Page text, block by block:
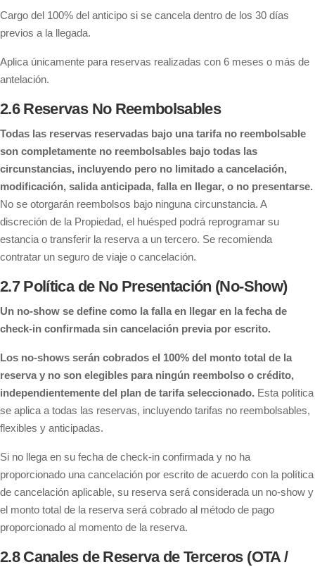
Cargo del 100% del anticipo si se cancela dentro de los 30 días
previos a la llegada.
Aplica únicamente para reservas realizadas con 6 meses o más de
antelación.
2.6 Reservas No Reembolsables
Todas las reservas reservadas bajo una tarifa no reembolsable
son completamente no reembolsables bajo todas las
circunstancias, incluyendo pero no limitado a cancelación,
modificación, salida anticipada, falla en llegar, o no presentarse.
No se otorgarán reembolsos bajo ninguna circunstancia. A
discreción de la Propiedad, el huésped podrá reprogramar su
estancia o transferir la reserva a un tercero. Se recomienda
contratar un seguro de viaje o cancelación.
2.7 Política de No Presentación (No-Show)
Un no-show se define como la falla en llegar en la fecha de
check-in confirmada sin cancelación previa por escrito.
Los no-shows serán cobrados el 100% del monto total de la
reserva y no son elegibles para ningún reembolso o crédito,
independientemente del plan de tarifa seleccionado. Esta política
se aplica a todas las reservas, incluyendo tarifas no reembolsables,
flexibles y anticipadas.
Si no llega en su fecha de check-in confirmada y no ha
proporcionado una cancelación por escrito de acuerdo con la política
de cancelación aplicable, su reserva será considerada un no-show y
el monto total de la reserva será cobrado al método de pago
proporcionado al momento de la reserva.
2.8 Canales de Reserva de Terceros (OTA /